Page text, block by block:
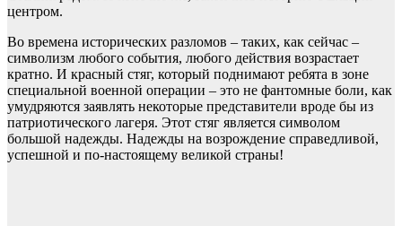
центром.
Во времена исторических разломов – таких, как сейчас –
символизм любого события, любого действия возрастает
кратно. И красный стяг, который поднимают ребята в зоне
специальной военной операции – это не фантомные боли, как
умудряются заявлять некоторые представители вроде бы из
патриотического лагеря. Этот стяг является символом
большой надежды. Надежды на возрождение справедливой,
успешной и по-настоящему великой страны!